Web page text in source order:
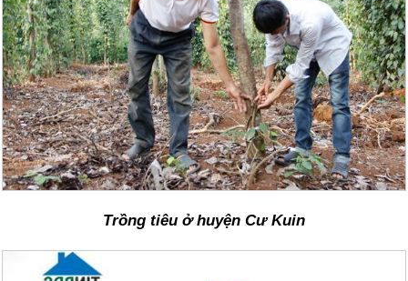
Trồng tiêu ở huyện Cư Kuin